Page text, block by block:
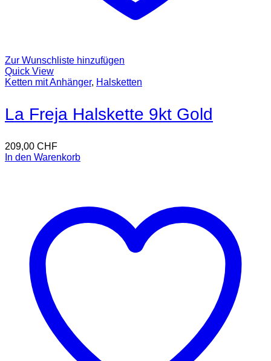
Zur Wunschliste hinzufügen
Quick View
Ketten mit Anhänger, Halsketten
La Freja Halskette 9kt Gold
209,00 CHF
In den Warenkorb